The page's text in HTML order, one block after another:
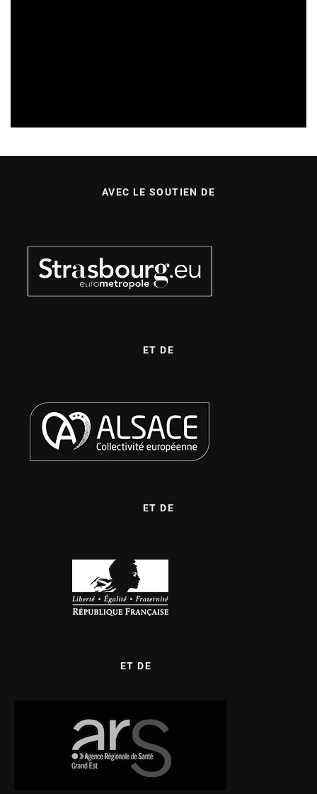
AVEC LE SOUTIEN DE
ET DE
ET DE
ET DE